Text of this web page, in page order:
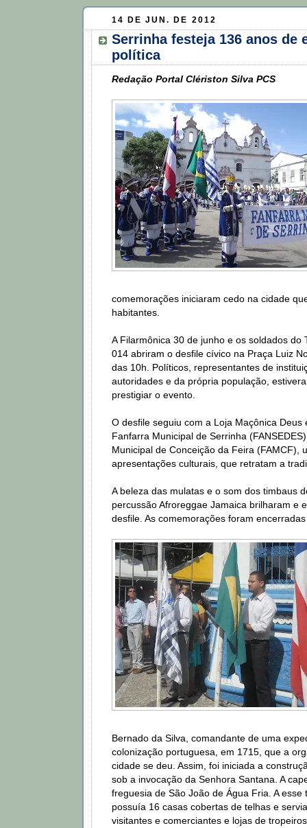
14 DE JUN. DE 2012
Serrinha festeja 136 anos de
política
Redação Portal Clériston Silva PCS
comemorações iniciaram cedo na cidade
habitantes.
A Filarmônica 30 de junho e os soldados do
014 abriram o desfile cívico na Praça Luiz
das 10h. Políticos, representantes de
autoridades e da própria população,
prestigiar o evento.
O desfile seguiu com a Loja Maçônica Deus
Fanfarra Municipal de Serrinha
Municipal de Conceição da Feira (FAMCF),
apresentações culturais, que retratam a
A beleza das mulatas e o som dos timbaus
percussão Afroreggae Jamaica brilharam e
desfile. As comemorações foram
Bernado da Silva, comandante de uma
colonização portuguesa, em 1715, que a
cidade se deu. Assim, foi iniciada a
sob a invocação da Senhora Santana. A
freguesia de São João de Água Fria. A esse
possuía 16 casas cobertas de telhas e
visitantes e comerciantes e lojas de